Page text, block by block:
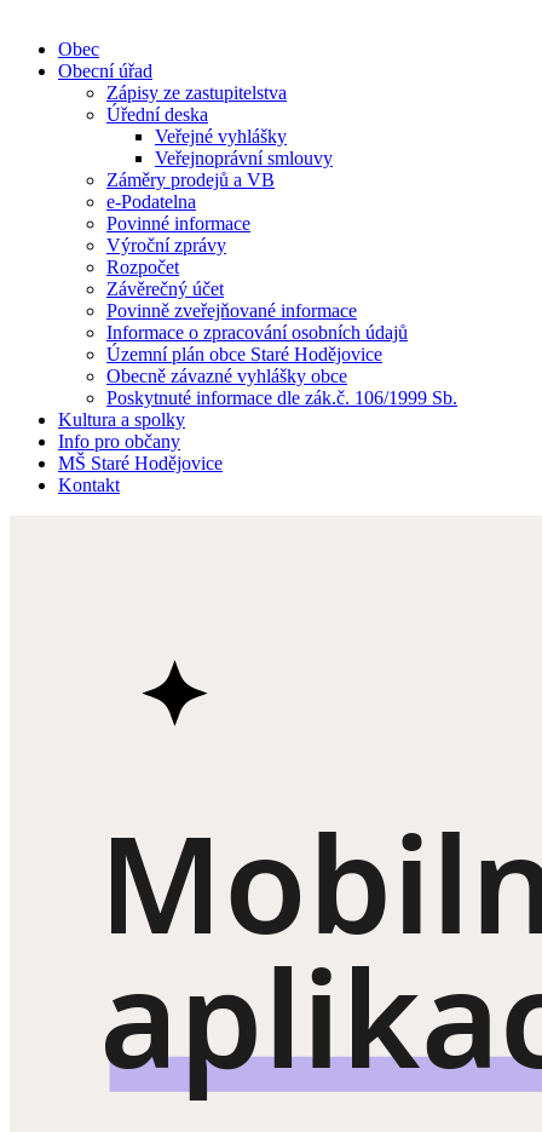
Obec
Obecní úřad
Zápisy ze zastupitelstva
Úřední deska
Veřejné vyhlášky
Veřejnoprávní smlouvy
Záměry prodejů a VB
e-Podatelna
Povinné informace
Výroční zprávy
Rozpočet
Závěrečný účet
Povinně zveřejňované informace
Informace o zpracování osobních údajů
Územní plán obce Staré Hodějovice
Obecně závazné vyhlášky obce
Poskytnuté informace dle zák.č. 106/1999 Sb.
Kultura a spolky
Info pro občany
MŠ Staré Hodějovice
Kontakt